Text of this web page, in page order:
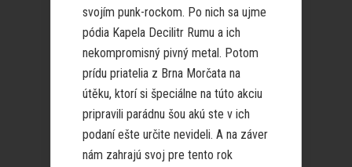
svojím punk-rockom. Po nich sa ujme
pódia Kapela Decilitr Rumu a ich
nekompromisný pivný metal. Potom
prídu priatelia z Brna Morčata na
útěku, ktorí si špeciálne na túto akciu
pripravili parádnu šou akú ste v ich
podaní ešte určite nevideli. A na záver
nám zahrajú svoj pre tento rok